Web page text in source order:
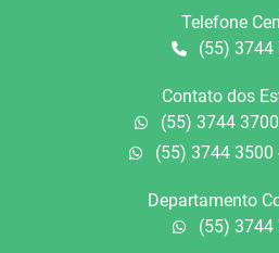
Telefone
(55) 3744
Contato dos
(55) 3744
(55) 3744 3500
Departamento
(55) 3744